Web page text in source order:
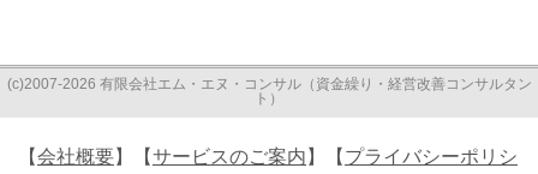
(c)2007-2026 有限会社エム・エヌ・コンサル（資金繰り・経営改善コンサルタン
ト）
【会社概要】【サービスのご案内 】【 プライバシーポリシ